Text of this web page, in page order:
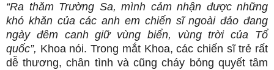
“Ra thăm Trường Sa, mình cảm nhận được những
khó khăn của các anh em chiến sĩ ngoài đảo đang
ngày đêm canh giữ vùng biển, vùng trời của Tổ
quốc”, Khoa nói. Trong mắt Khoa, các chiến sĩ trẻ rất
dễ thương, chân tình và cũng cháy bỏng quyết tâm